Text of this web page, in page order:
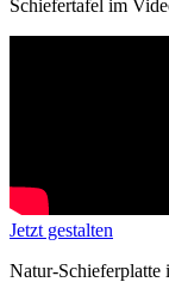
Schiefertafel im
Jetzt gestalten
Natur-Schieferplatte